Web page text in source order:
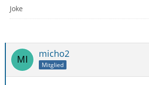
Joke
micho2
Mitglied